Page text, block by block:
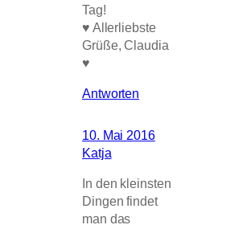
Tag!
♥ Allerliebste
Grüße, Claudia
♥
Antworten
10. Mai 2016
Katja
In den kleinsten
Dingen findet
man das